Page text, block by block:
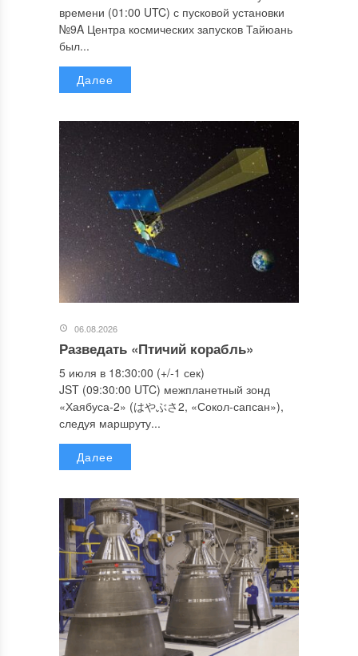
времени (01:00 UTC) с пусковой установки
№9A Центра космических запусков Тайюань
был...
Далее
06.08.2026
Разведать «Птичий корабль»
5 июля в 18:30:00 (+/-1 сек)
JST (09:30:00 UTC) межпланетный зонд
«Хаябуса-2» (はやぶさ2, «Сокол-сапсан»),
следуя маршруту...
Далее